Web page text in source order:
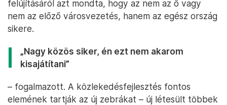
felújításáról azt mondta, hogy az nem az ő vagy
nem az előző városvezetés, hanem az egész ország
sikere.
„Nagy közös siker, én ezt nem akarom
kisajátítani”
– fogalmazott. A közlekedésfejlesztés fontos
elemének tartják az új zebrákat – új létesült többek